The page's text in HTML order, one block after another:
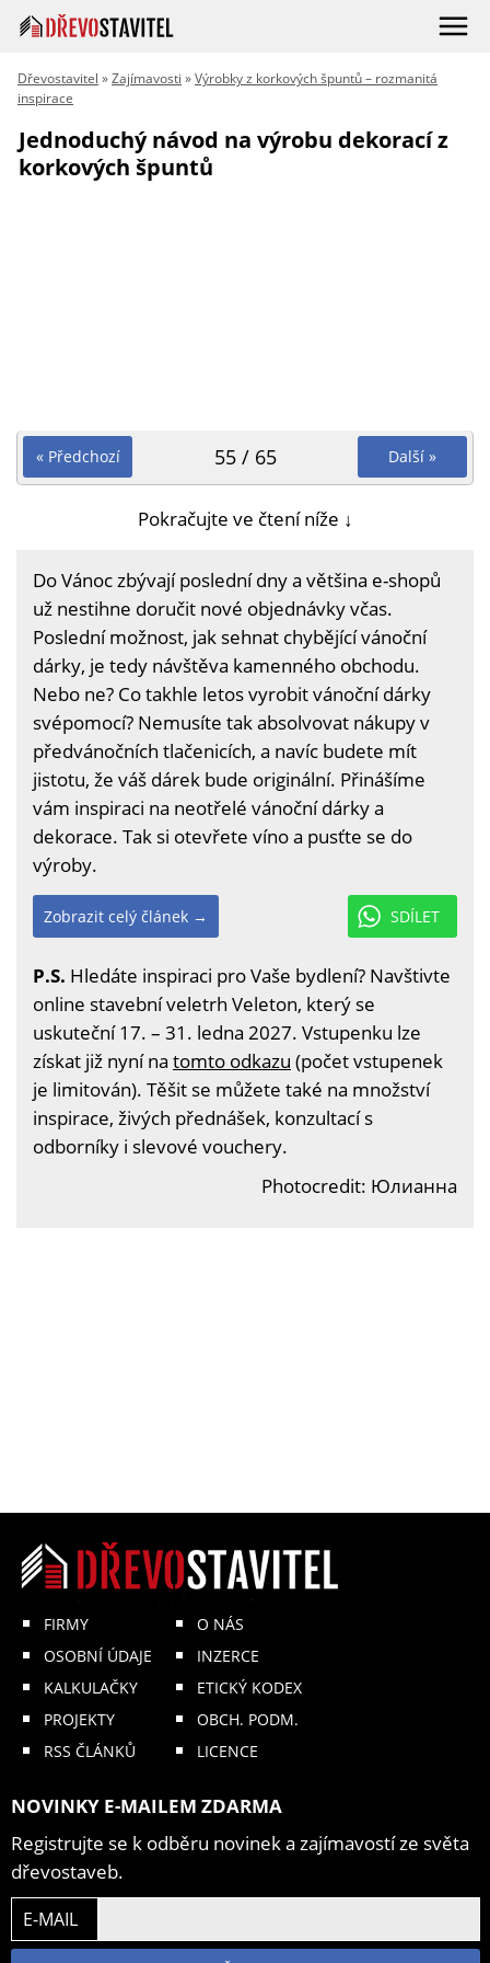
Dřevostavitel »Zajímavosti »Výrobky z korkových špuntů – rozmanitá
inspirace
Jednoduchý návod na výrobu dekorací z
korkových špuntů
« Předchozí Další »
55 / 65
Pokračujte ve čtení níže ↓
Do Vánoc zbývají poslední dny a většina e-shopů
už nestihne doručit nové objednávky včas.
Poslední možnost, jak sehnat chybějící vánoční
dárky, je tedy návštěva kamenného obchodu.
Nebo ne? Co takhle letos vyrobit vánoční dárky
svépomocí? Nemusíte tak absolvovat nákupy v
předvánočních tlačenicích, a navíc budete mít
jistotu, že váš dárek bude originální. Přinášíme
vám inspiraci na neotřelé vánoční dárky a
dekorace. Tak si otevřete víno a pusťte se do
výroby.
SDÍLET
Zobrazit celý článek →
P.S. Hledáte inspiraci pro Vaše bydlení? Navštivte
online stavební veletrh Veleton, který se
uskuteční 17. – 31. ledna 2027. Vstupenku lze
získat již nyní na tomto odkazu (počet vstupenek
je limitován). Těšit se můžete také na množství
inspirace, živých přednášek, konzultací s
odborníky i slevové vouchery.
Photocredit: Юлианна
FIRMY
OSOBNÍ ÚDAJE
KALKULAČKY
PROJEKTY
RSS ČLÁNKŮ
O NÁS
INZERCE
ETICKÝ KODEX
OBCH. PODM.
LICENCE
NOVINKY E-MAILEM ZDARMA
Registrujte se k odběru novinek a zajímavostí ze světa
dřevostaveb.
E-MAIL